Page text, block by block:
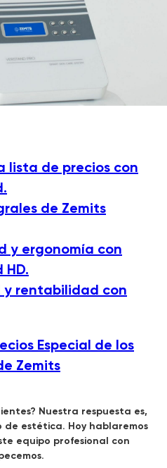
lista de precios con
de Zemits
y ergonomía con
HD.
rentabilidad con
Especial de los
Zemits
Nuestra respuesta es,
de estética. Hoy hablaremos
equipo profesional con